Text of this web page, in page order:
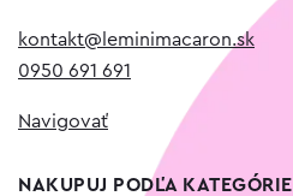
kontakt@leminimacaron.sk
0950 691 691
Navigovať
NAKUPUJ PODĽA KATEGÓRIE